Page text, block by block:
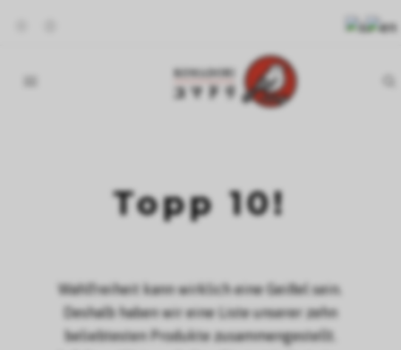
Topp 10!
Wahlfreiheit kann wirklich eine Geißel sein.
Deshalb haben wir eine Liste unserer zehn
beliebtesten Produkte zusammengestellt.